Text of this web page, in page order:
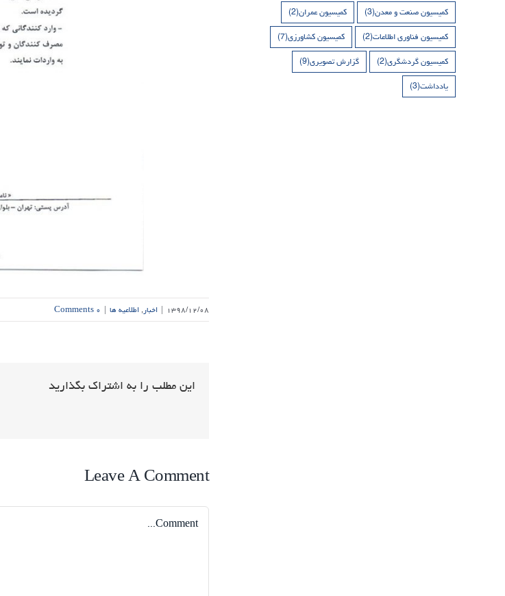
۱۳۹۸/۱۲/۰۸ | اخبار,اطلاعیه ها | ۰ Comments
این مطلب را به اشتراک بگذارید
Leave A Comment
کمیسیون صنعت و معدن(3) کمیسیون عمران(2)
کمیسیون فناوری اطلاعات(2) کمیسیون کشاورزی(7)
کمیسیون گردشگری(2) گزارش تصویری(9)
یادداشت(3)